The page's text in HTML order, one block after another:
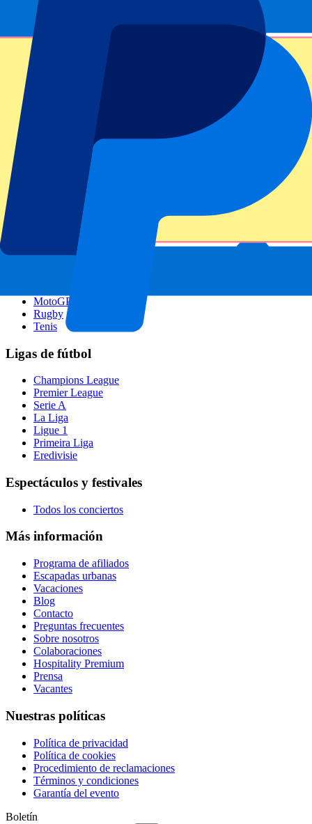
Clubes destacados
Manchester United
Manchester City
Eventos populares
GP Países Bajos
GP Singapur
Six Nations
Todos los deportes
MotoGP
Rugby
Tenis
Ligas de fútbol
Champions League
Premier League
Serie A
La Liga
Ligue 1
Primeira Liga
Eredivisie
Espectáculos y festivales
Todos los conciertos
Más información
Programa de afiliados
Escapadas urbanas
Vacaciones
Blog
Contacto
Preguntas frecuentes
Sobre nosotros
Colaboraciones
Hospitality Premium
Prensa
Vacantes
Nuestras políticas
Política de privacidad
Política de cookies
Procedimiento de reclamaciones
Términos y condiciones
Garantía del evento
Boletín